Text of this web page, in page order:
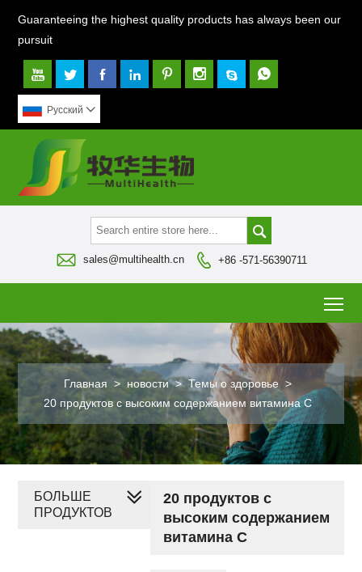
Guaranteeing the highest quality products has always been our
pursuit
       
Pусский 

 sales@multihealth.cn  +86 -571-56390711
Главная > новости > Темы о здоровье >
20 продуктов с высоким содержанием витамина С
20 продуктов с
высоким содержанием
витамина С
БОЛЬШЕ
ПРОДУКТОВ